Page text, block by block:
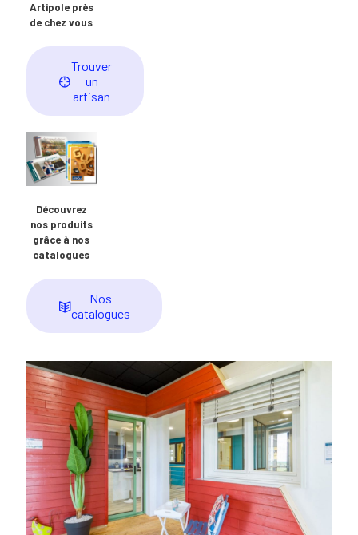
Artipole près
de chez vous
Trouver
un
artisan
Découvrez
nos produits
grâce à nos
catalogues
Nos
catalogues